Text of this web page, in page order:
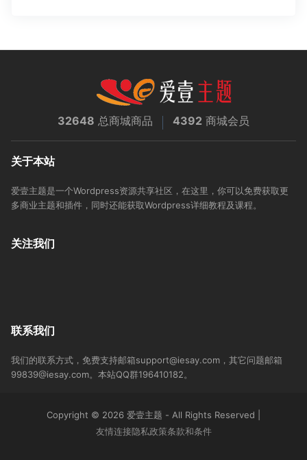
32648 总商城商品 4392 商城会员
关于本站
爱壹主题是一个Wordpress资源共享社区，在这里，你可以免费获取更
多商业主题和插件，同时还能获取Wordpress详细教程及课程。
关注我们
联系我们
我们的联系方式，免费支持邮箱support@iesay.com，其它问题邮箱
99839@iesay.com。本站QQ群196410182。
Copyright © 2026 爱壹主题 - All Rights Reserved
友情连接隐私政策条款和条件